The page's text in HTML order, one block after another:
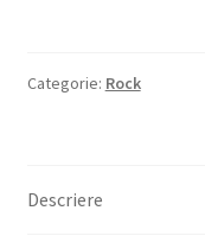
Categorie: Rock
Descriere